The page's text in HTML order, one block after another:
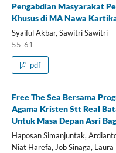
Pengabdian Masyarakat
Khusus di MA Nawa
Syaiful Akbar, Sawitri Sawitri
55-61
pdf
Free The Sea Bersama
Agama Kristen Stt Real
Untuk Masa Depan Asri
Haposan Simanjuntak,
Niat Harefa, Job Sinaga,